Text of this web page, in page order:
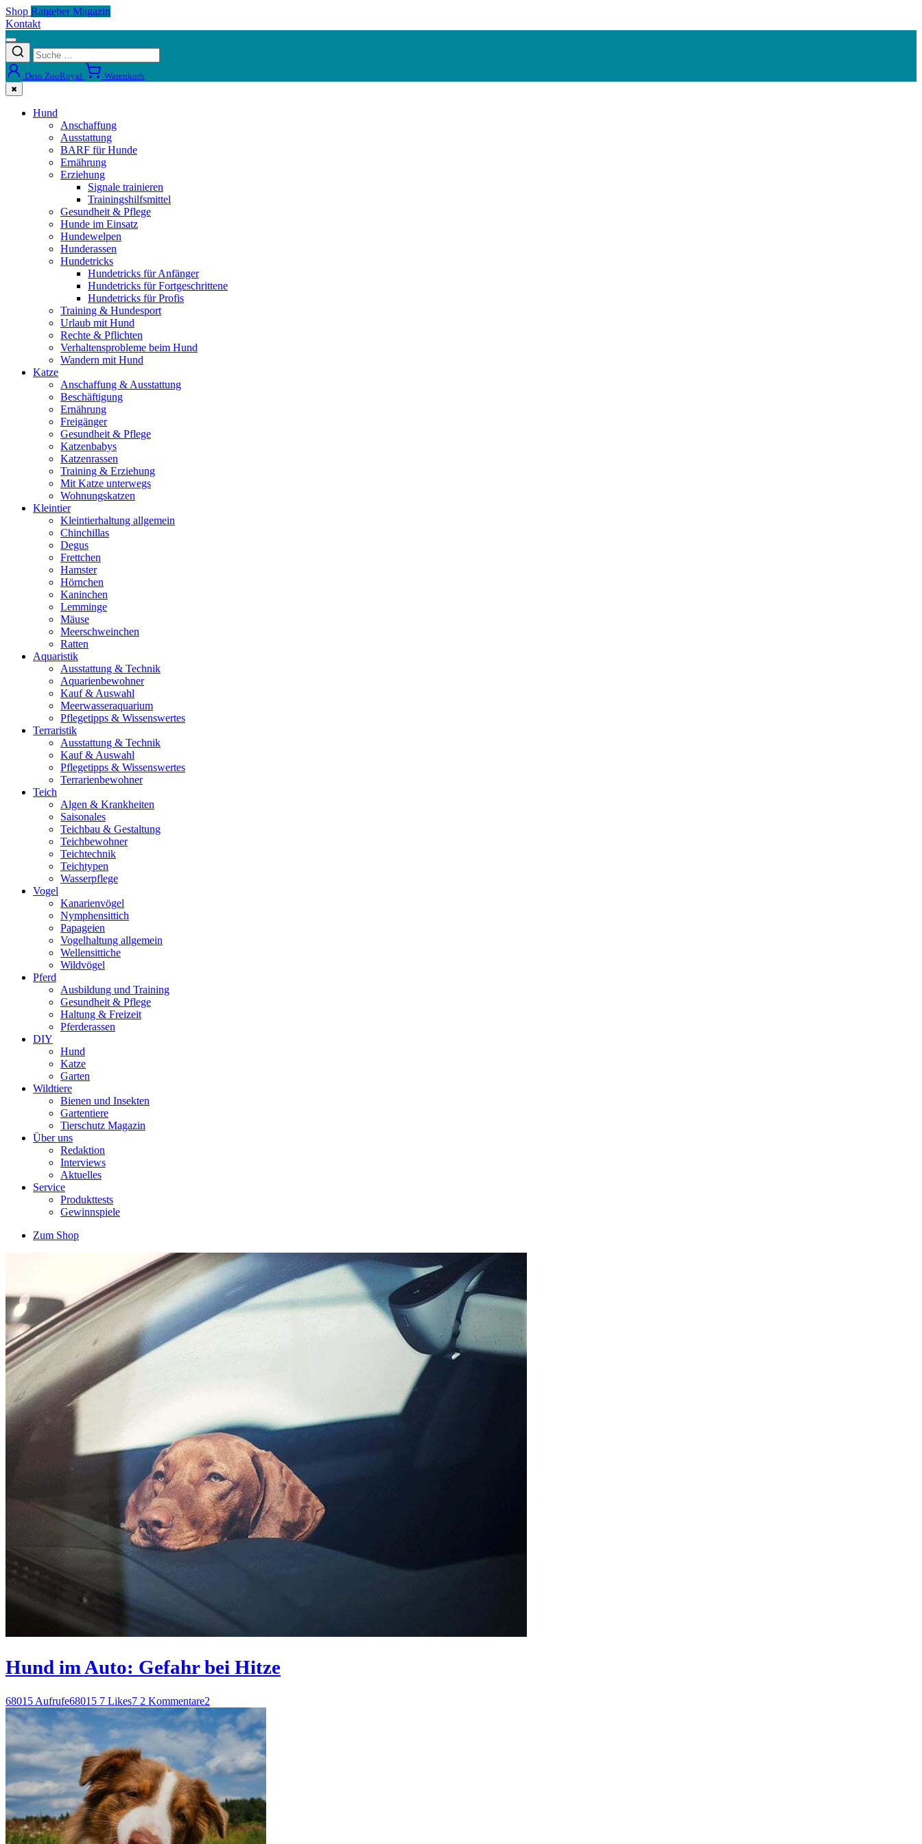
Shop Ratgeber Magazin
Kontakt
Dein ZooRoyal Warenkorb
✖
Hund
Anschaffung
Ausstattung
BARF für Hunde
Ernährung
Erziehung
Signale trainieren
Trainingshilfsmittel
Gesundheit & Pflege
Hunde im Einsatz
Hundewelpen
Hunderassen
Hundetricks
Hundetricks für Anfänger
Hundetricks für Fortgeschrittene
Hundetricks für Profis
Training & Hundesport
Urlaub mit Hund
Rechte & Pflichten
Verhaltensprobleme beim Hund
Wandern mit Hund
Katze
Anschaffung & Ausstattung
Beschäftigung
Ernährung
Freigänger
Gesundheit & Pflege
Katzenbabys
Katzenrassen
Training & Erziehung
Mit Katze unterwegs
Wohnungskatzen
Kleintier
Kleintierhaltung allgemein
Chinchillas
Degus
Frettchen
Hamster
Hörnchen
Kaninchen
Lemminge
Mäuse
Meerschweinchen
Ratten
Aquaristik
Ausstattung & Technik
Aquarienbewohner
Kauf & Auswahl
Meerwasseraquarium
Pflegetipps & Wissenswertes
Terraristik
Ausstattung & Technik
Kauf & Auswahl
Pflegetipps & Wissenswertes
Terrarienbewohner
Teich
Algen & Krankheiten
Saisonales
Teichbau & Gestaltung
Teichbewohner
Teichtechnik
Teichtypen
Wasserpflege
Vogel
Kanarienvögel
Nymphensittich
Papageien
Vogelhaltung allgemein
Wellensittiche
Wildvögel
Pferd
Ausbildung und Training
Gesundheit & Pflege
Haltung & Freizeit
Pferderassen
DIY
Hund
Katze
Garten
Wildtiere
Bienen und Insekten
Gartentiere
Tierschutz Magazin
Über uns
Redaktion
Interviews
Aktuelles
Service
Produkttests
Gewinnspiele
Zum Shop
Hund im Auto: Gefahr bei Hitze
68015 Aufrufe68015 7 Likes7 2 Kommentare2